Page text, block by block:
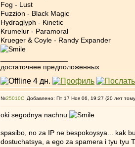
Fog - Lust
Fuzzion - Black Magic
Hydraglyph - Kinetic
Krumelur - Paramoral
Krueger & Coyle - Randy Expander
достаточнее предположенных
№25010 Добавлено: Пт 17 Ноя 06, 19:27 (20 лет
oki segodnya nachnu
spasibo, no za IP ne bespokoysya... kak
dostuchatsya, a ego za spamera i tyu tyu